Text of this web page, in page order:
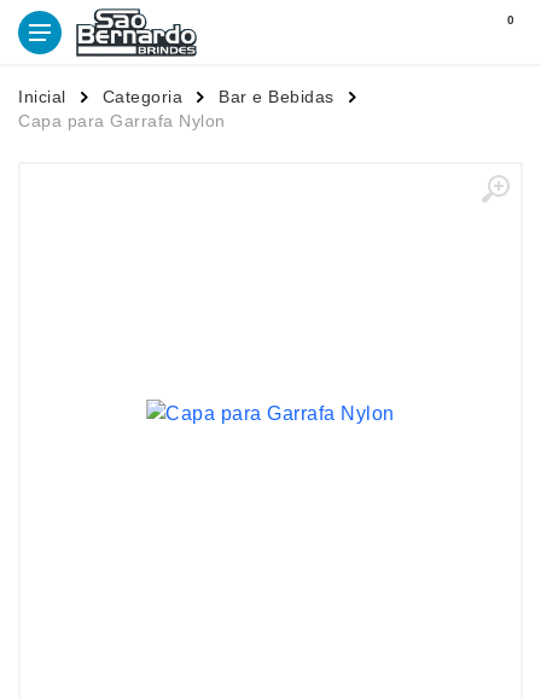
0
Inicial Categoria
Bar e Bebidas
Capa para Garrafa Nylon